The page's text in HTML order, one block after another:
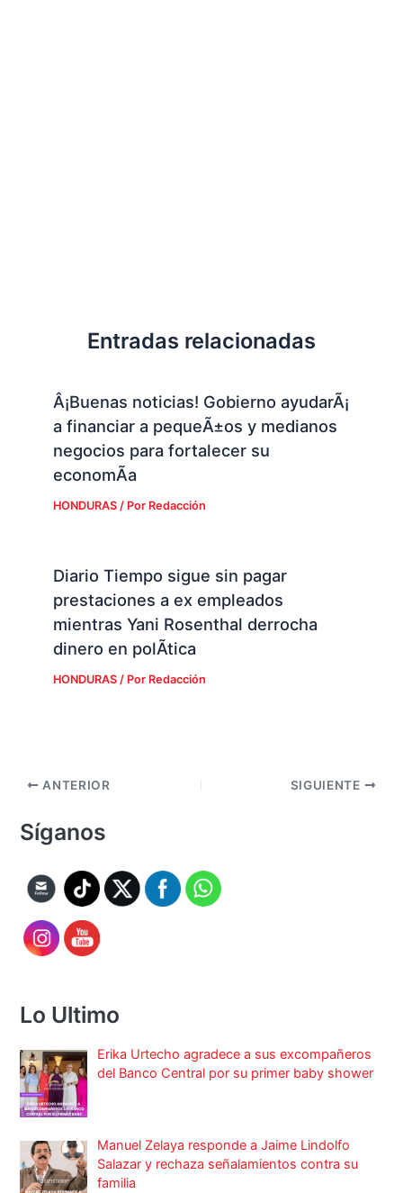
Entradas relacionadas
Â¡Buenas noticias! Gobierno ayudarÃ¡
a financiar a pequeÃ±os y medianos
negocios para fortalecer su
economÃ­a
HONDURAS/ Por Redacción
Diario Tiempo sigue sin pagar
prestaciones a ex empleados
mientras Yani Rosenthal derrocha
dinero en polÃ­tica
HONDURAS/ Por Redacción
ANTERIOR SIGUIENTE
Síganos
Lo Ultimo
Erika Urtecho agradece a sus excompañeros
del Banco Central por su primer baby shower
Manuel Zelaya responde a Jaime Lindolfo
Salazar y rechaza señalamientos contra su
familia